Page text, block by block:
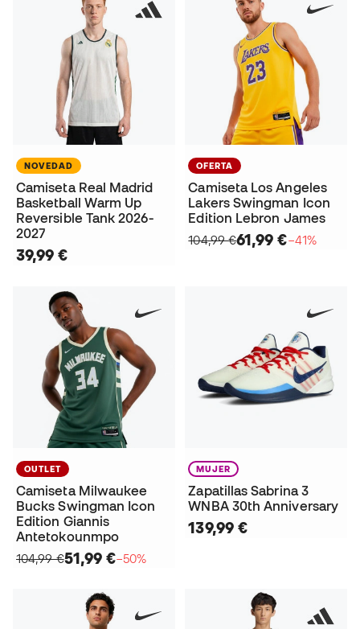
NOVEDAD
Camiseta Real Madrid
Basketball Warm Up
Reversible Tank 2026-
2027
39,99 €
OFERTA
Camiseta Los Angeles
Lakers Swingman Icon
Edition Lebron James
104,99 €61,99 €−41%
OUTLET
Camiseta Milwaukee
Bucks Swingman Icon
Edition Giannis
Antetokounmpo
104,99 €51,99 €−50%
MUJER
Zapatillas Sabrina 3
WNBA 30th Anniversary
139,99 €